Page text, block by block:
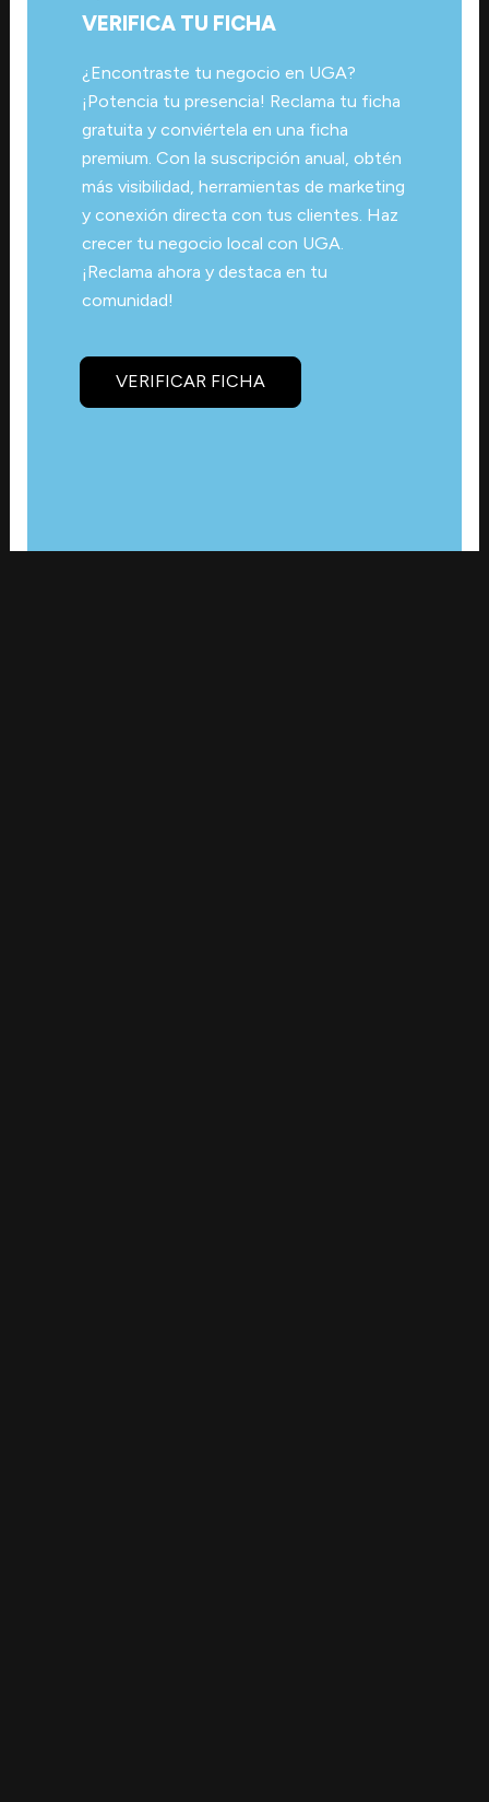
VERIFICA TU FICHA
¿Encontraste tu negocio en UGA?
¡Potencia tu presencia! Reclama tu ficha
gratuita y conviértela en una ficha
premium. Con la suscripción anual, obtén
más visibilidad, herramientas de marketing
y conexión directa con tus clientes. Haz
crecer tu negocio local con UGA.
¡Reclama ahora y destaca en tu
comunidad!
VERIFICAR FICHA